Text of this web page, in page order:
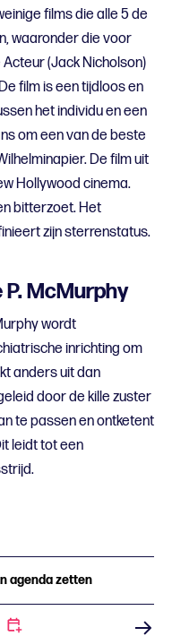
films die alle 5 de
waaronder die voor
(Jack Nicholson)
film is een tijdloos en
het individu en een
om een van de beste
De film uit
Hollywood cinema.
bitterzoet. Het
zijn sterrenstatus.
P. McMurphy
wordt
inrichting om
anders uit dan
door de kille zuster
te passen en ontketent
leidt tot een
In agenda zetten